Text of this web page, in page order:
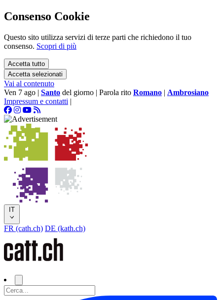
Consenso Cookie
Questo sito utilizza servizi di terze parti che richiedono il tuo
consenso. Scopri di più
Accetta tutto
Accetta selezionati
Vai al contenuto
Ven 7 ago | Santo del giorno | Parola rito Romano | Ambrosiano
Impressum e contatti |
IT
FR (cath.ch) DE (kath.ch)